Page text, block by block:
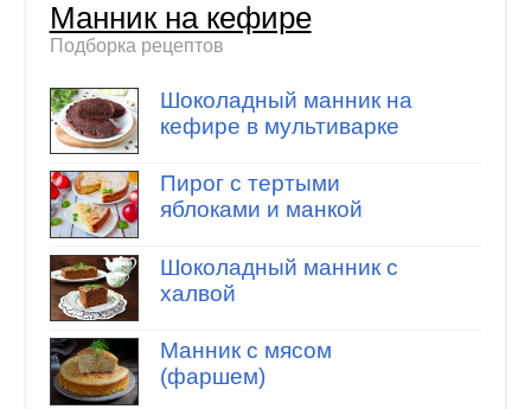
Манник на кефире
Подборка рецептов
Шоколадный манник на
кефире в мультиварке
Пирог с тертыми
яблоками и манкой
Шоколадный манник с
халвой
Манник с мясом
(фаршем)